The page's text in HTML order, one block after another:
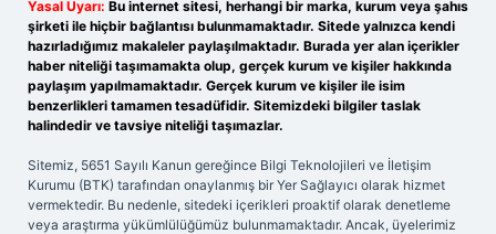
Yasal Uyarı: Bu internet sitesi, herhangi bir marka, kurum veya şahıs
şirketi ile hiçbir bağlantısı bulunmamaktadır. Sitede yalnızca kendi
hazırladığımız makaleler paylaşılmaktadır. Burada yer alan içerikler
haber niteliği taşımamakta olup, gerçek kurum ve kişiler hakkında
paylaşım yapılmamaktadır. Gerçek kurum ve kişiler ile isim
benzerlikleri tamamen tesadüfidir. Sitemizdeki bilgiler taslak
halindedir ve tavsiye niteliği taşımazlar.
Sitemiz, 5651 Sayılı Kanun gereğince Bilgi Teknolojileri ve İletişim
Kurumu (BTK) tarafından onaylanmış bir Yer Sağlayıcı olarak hizmet
vermektedir. Bu nedenle, sitedeki içerikleri proaktif olarak denetleme
veya araştırma yükümlülüğümüz bulunmamaktadır. Ancak, üyelerimiz